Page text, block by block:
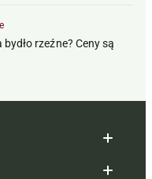
rzeźne? Ceny są